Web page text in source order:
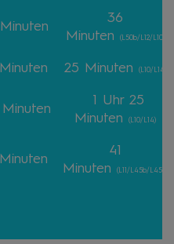
36
Minuten
(L50b/L12/L10)
25 Minuten (L10/L14)
Minuten
1 Uhr 25
Minuten
(L10/L14)
41
Minuten
(L11/L45b/L45a)